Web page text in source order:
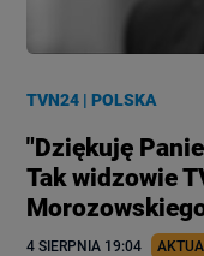
TVN24 |POLSKA
"Dziękuję
Tak widzowie
4 SIERPNIA 19:04